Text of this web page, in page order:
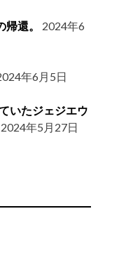
還。
2024年6
年6月5日
いたジェジエウ
2024年5月27日